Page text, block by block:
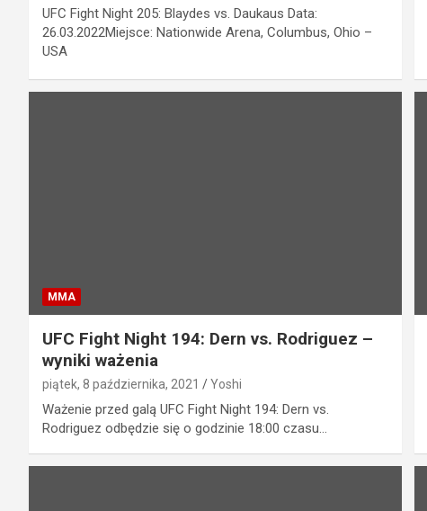
UFC Fight Night 205: Blaydes vs. Daukaus Data:
26.03.2022Miejsce: Nationwide Arena, Columbus, Ohio –
USA
MMA
UFC Fight Night 194: Dern vs. Rodriguez –
wyniki ważenia
piątek, 8 października, 2021 Yoshi
Ważenie przed galą UFC Fight Night 194: Dern vs.
Rodriguez odbędzie się o godzinie 18:00 czasu…